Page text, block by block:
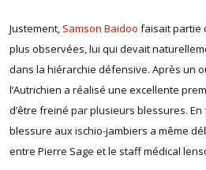
Justement, Samson Baidoo faisait partie
plus observées, lui qui devait
dans la hiérarchie défensive. Après un
l’Autrichien a réalisé une excellente
d’être freiné par plusieurs blessures.
blessure aux ischio-jambiers a même
entre Pierre Sage et le staff médical